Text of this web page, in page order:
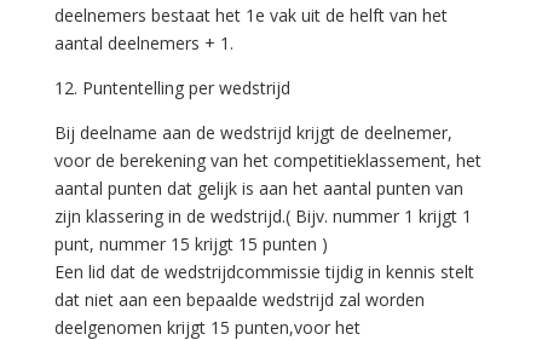
deelnemers bestaat het 1e vak uit de helft van het
aantal deelnemers + 1.
12. Puntentelling per wedstrijd
Bij deelname aan de wedstrijd krijgt de deelnemer,
voor de berekening van het competitieklassement, het
aantal punten dat gelijk is aan het aantal punten van
zijn klassering in de wedstrijd.( Bijv. nummer 1 krijgt 1
punt, nummer 15 krijgt 15 punten )
Een lid dat de wedstrijdcommissie tijdig in kennis stelt
dat niet aan een bepaalde wedstrijd zal worden
deelgenomen krijgt 15 punten,voor het